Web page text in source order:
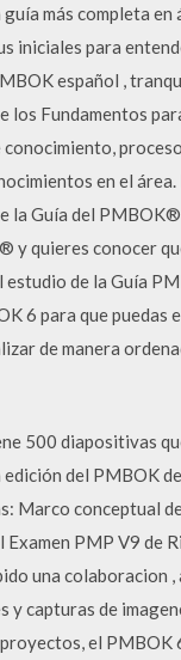
más completa
iniciales para
español ,
los Fundamentos
en el
la Guía del
quieres conocer
de la Guía
6 para que
de manera
500 diapositivas
del PMBOK
Marco conceptual
PMP V9 de
una colaboracion
capturas de
el PMBOK